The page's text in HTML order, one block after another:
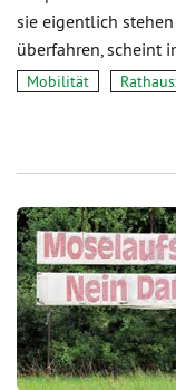
sie eigentlich
überfahren, scheint
Mobilität